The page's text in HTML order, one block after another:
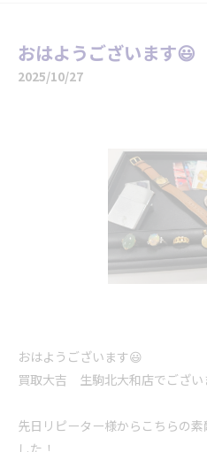
おはようございます😃
2025/10/27
おはようございます😃
買取大吉 生駒北大和店でござ
先日リピーター様からこちらの
した！